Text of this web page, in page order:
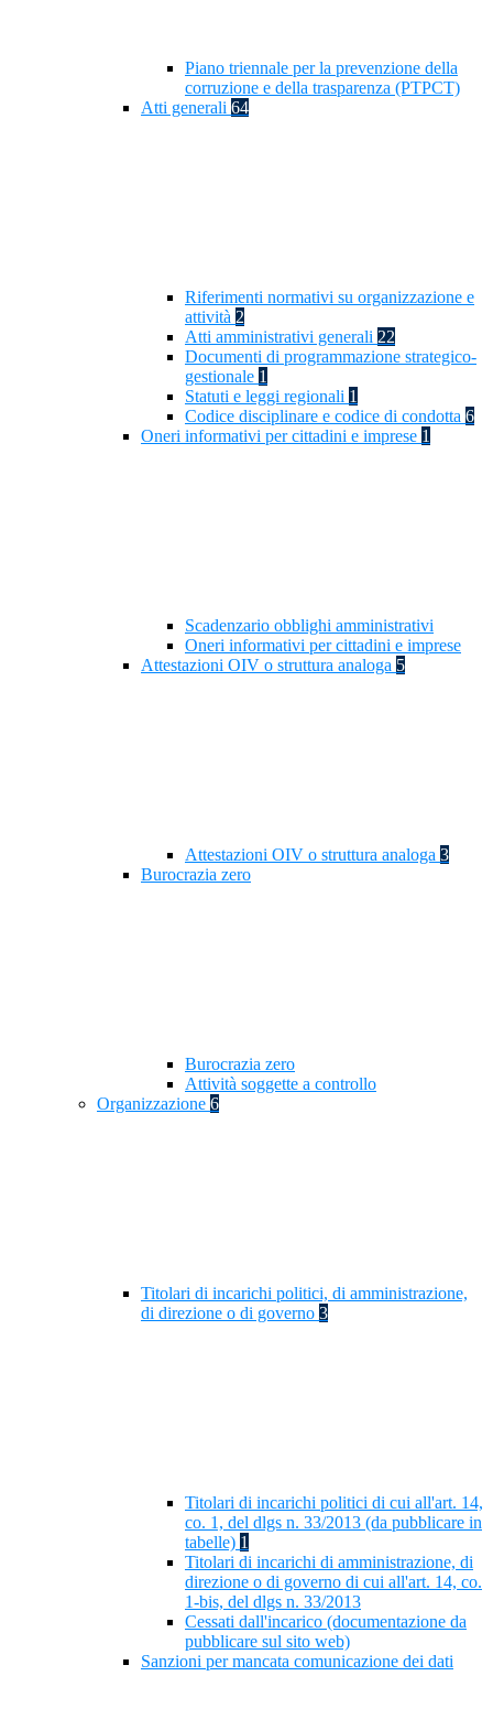
Piano triennale per la prevenzione della
corruzione e della trasparenza (PTPCT)
Atti generali 64
Riferimenti normativi su organizzazione e
attività 2
Atti amministrativi generali 22
Documenti di programmazione strategico-
gestionale 1
Statuti e leggi regionali 1
Codice disciplinare e codice di condotta 6
Oneri informativi per cittadini e imprese 1
Scadenzario obblighi amministrativi
Oneri informativi per cittadini e imprese
Attestazioni OIV o struttura analoga 5
Attestazioni OIV o struttura analoga 3
Burocrazia zero
Burocrazia zero
Attività soggette a controllo
Organizzazione 6
Titolari di incarichi politici, di amministrazione,
di direzione o di governo 3
Titolari di incarichi politici di cui all'art. 14,
co. 1, del dlgs n. 33/2013 (da pubblicare in
tabelle) 1
Titolari di incarichi di amministrazione, di
direzione o di governo di cui all'art. 14, co.
1-bis, del dlgs n. 33/2013
Cessati dall'incarico (documentazione da
pubblicare sul sito web)
Sanzioni per mancata comunicazione dei dati